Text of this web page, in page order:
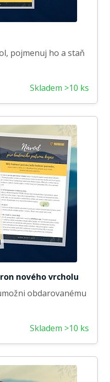
pojmenuj ho a staň
Skladem >10 ks
nového vrcholu
obdarovanému
Skladem >10 ks